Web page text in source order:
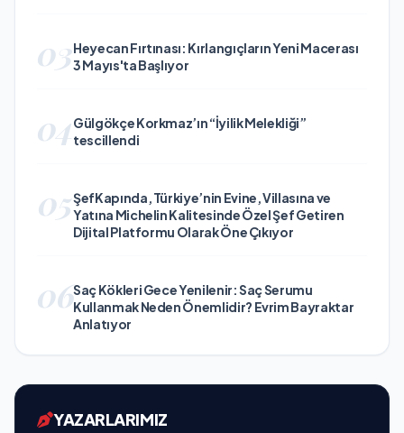
03Heyecan Fırtınası: Kırlangıçların Yeni Macerası
3 Mayıs'ta Başlıyor
04Gülgökçe Korkmaz’ın “İyilik Melekliği”
tescillendi
05ŞefKapında, Türkiye’nin Evine, Villasına ve
Yatına Michelin Kalitesinde Özel Şef Getiren
Dijital Platformu Olarak Öne Çıkıyor
06Saç Kökleri Gece Yenilenir: Saç Serumu
Kullanmak Neden Önemlidir? Evrim Bayraktar
Anlatıyor
YAZARLARIMIZ